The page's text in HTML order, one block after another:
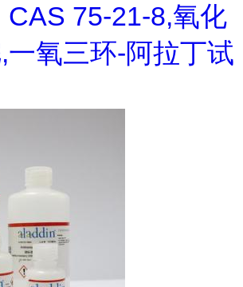
CAS 75-21-8,氧化
一氧三环-阿拉丁试